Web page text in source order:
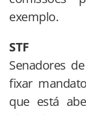
exemplo.
STF
Senadores
fixar
que está